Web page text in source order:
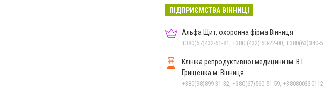
ПІДПРИЄМСТВА ВІННИЦІ
Альфа Щит, охоронна фірма Вінниця
+380(67)432-61-81, +380 (432) 50-22-00, +380(63)340-58-58
Клініка репродуктивної медицини ім. В.І.
Грищенка м. Вінниця
+380(98)899-31-32, +380(67)560-51-59, +380800330112